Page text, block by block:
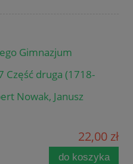
Gimnazjum
Część druga (1718-
Nowak, Janusz
22,00 zł
do koszyka